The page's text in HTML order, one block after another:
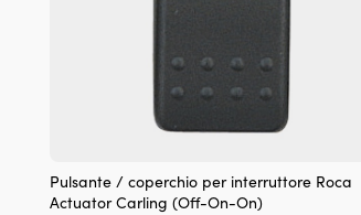
Pulsante / coperchio per interruttore Roca
Actuator Carling (Off-On-On)